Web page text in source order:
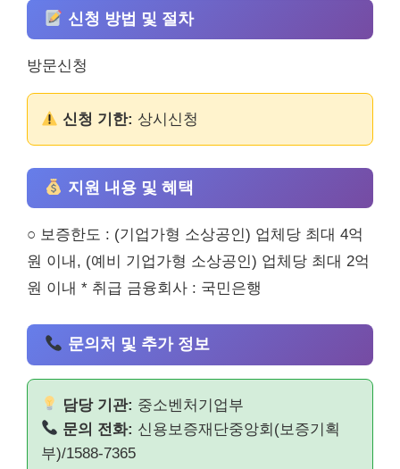
신청 방법 및 절차
방문신청
신청 기한: 상시신청
지원 내용 및 혜택
○ 보증한도 : (기업가형 소상공인) 업체당 최대 4억
원 이내, (예비 기업가형 소상공인) 업체당 최대 2억
원 이내 * 취급 금융회사 : 국민은행
문의처 및 추가 정보
담당 기관: 중소벤처기업부
문의 전화: 신용보증재단중앙회(보증기획
부)/1588-7365